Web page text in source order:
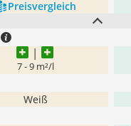
Preis­vergleich
7 - 9 m²/l
Weiß